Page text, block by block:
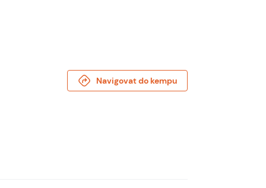
Navigovat do kempu